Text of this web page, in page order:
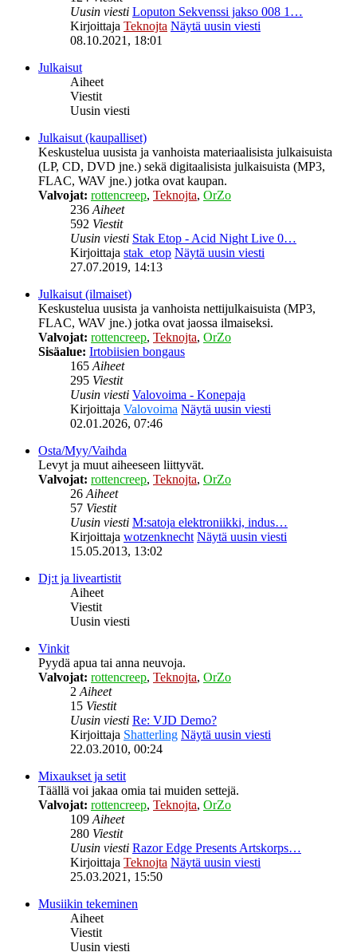
Uusin viesti Loputon Sekvenssi jakso 008 1…
Kirjoittaja Teknojta Näytä uusin viesti
08.10.2021, 18:01
Julkaisut
Aiheet
Viestit
Uusin viesti
Julkaisut (kaupalliset)
Keskustelua uusista ja vanhoista materiaalisista julkaisuista
(LP, CD, DVD jne.) sekä digitaalisista julkaisuista (MP3,
FLAC, WAV jne.) jotka ovat kaupan.
Valvojat: rottencreep, Teknojta, OrZo
236Aiheet
592 Viestit
Uusin viesti Stak Etop - Acid Night Live 0…
Kirjoittaja stak_etop Näytä uusin viesti
27.07.2019, 14:13
Julkaisut (ilmaiset)
Keskustelua uusista ja vanhoista nettijulkaisuista (MP3,
FLAC, WAV jne.) jotka ovat jaossa ilmaiseksi.
Valvojat: rottencreep, Teknojta, OrZo
Sisäalue: Irtobiisien bongaus
165Aiheet
295 Viestit
Uusin viesti Valovoima - Konepaja
Kirjoittaja Valovoima Näytä uusin viesti
02.01.2026, 07:46
Osta/Myy/Vaihda
Levyt ja muut aiheeseen liittyvät.
Valvojat: rottencreep, Teknojta, OrZo
26Aiheet
57 Viestit
Uusin viesti M:satoja elektroniikki, indus…
Kirjoittaja wotzenknecht Näytä uusin viesti
15.05.2013, 13:02
Dj:t ja liveartistit
Aiheet
Viestit
Uusin viesti
Vinkit
Pyydä apua tai anna neuvoja.
Valvojat: rottencreep, Teknojta, OrZo
2Aiheet
15 Viestit
Uusin viesti Re: VJD Demo?
Kirjoittaja Shatterling Näytä uusin viesti
22.03.2010, 00:24
Mixaukset ja setit
Täällä voi jakaa omia tai muiden settejä.
Valvojat: rottencreep, Teknojta, OrZo
109Aiheet
280 Viestit
Uusin viesti Razor Edge Presents Artskorps…
Kirjoittaja Teknojta Näytä uusin viesti
25.03.2021, 15:50
Musiikin tekeminen
Aiheet
Viestit
Uusin viesti